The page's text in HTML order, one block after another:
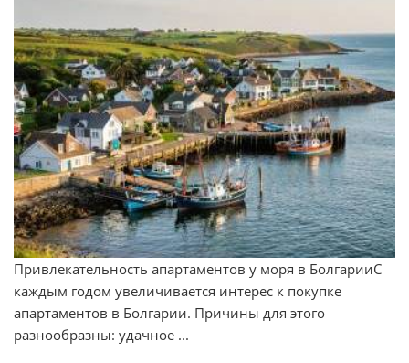
Привлекательность апартаментов у моря в БолгарииС
каждым годом увеличивается интерес к покупке
апартаментов в Болгарии. Причины для этого
разнообразны: удачное ...